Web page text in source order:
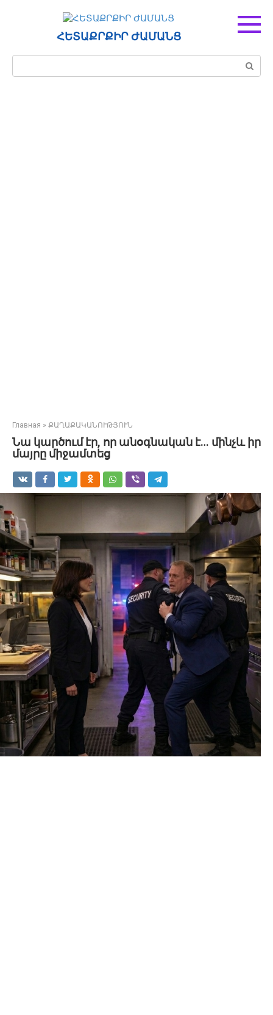
ՀԵՏԱՔՐՔԻՐ ԺԱՄԱՆՑ
Поиск:
Главная » ՔԱՂԱՔԱԿԱՆՈՒԹՅՈՒՆ
Նա կարծում էր, որ անօգնական է… մինչև իր
մայրը միջամտեց